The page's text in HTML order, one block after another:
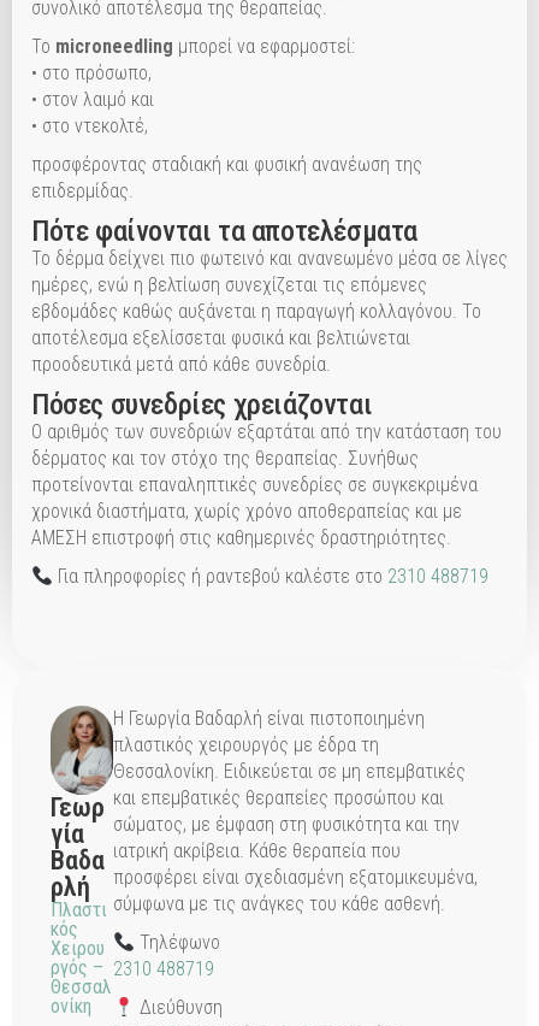
συνολικό αποτέλεσμα της θεραπείας.
Το microneedling μπορεί να εφαρμοστεί:
• στο πρόσωπο,
• στον λαιμό και
• στο ντεκολτέ,
προσφέροντας σταδιακή και φυσική ανανέωση της
επιδερμίδας.
Πότε φαίνονται τα αποτελέσματα
Το δέρμα δείχνει πιο φωτεινό και ανανεωμένο μέσα σε λίγες
ημέρες, ενώ η βελτίωση συνεχίζεται τις επόμενες
εβδομάδες καθώς αυξάνεται η παραγωγή κολλαγόνου. Το
αποτέλεσμα εξελίσσεται φυσικά και βελτιώνεται
προοδευτικά μετά από κάθε συνεδρία.
Πόσες συνεδρίες χρειάζονται
Ο αριθμός των συνεδριών εξαρτάται από την κατάσταση του
δέρματος και τον στόχο της θεραπείας. Συνήθως
προτείνονται επαναληπτικές συνεδρίες σε συγκεκριμένα
χρονικά διαστήματα, χωρίς χρόνο αποθεραπείας και με
ΑΜΕΣΗ επιστροφή στις καθημερινές δραστηριότητες.
Για πληροφορίες ή ραντεβού καλέστε στο 2310 488719
Γεωρ
γία
Βαδα
ρλή
Πλαστι
κός
Χειρου
ργός –
Θεσσαλ
ονίκη
Η Γεωργία Βαδαρλή είναι πιστοποιημένη
πλαστικός χειρουργός με έδρα τη
Θεσσαλονίκη. Ειδικεύεται σε μη επεμβατικές
και επεμβατικές θεραπείες προσώπου και
σώματος, με έμφαση στη φυσικότητα και την
ιατρική ακρίβεια. Κάθε θεραπεία που
προσφέρει είναι σχεδιασμένη εξατομικευμένα,
σύμφωνα με τις ανάγκες του κάθε ασθενή.
Τηλέφωνο
2310 488719
Διεύθυνση